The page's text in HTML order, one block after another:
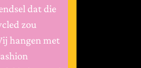
dat die
zou
hangen met